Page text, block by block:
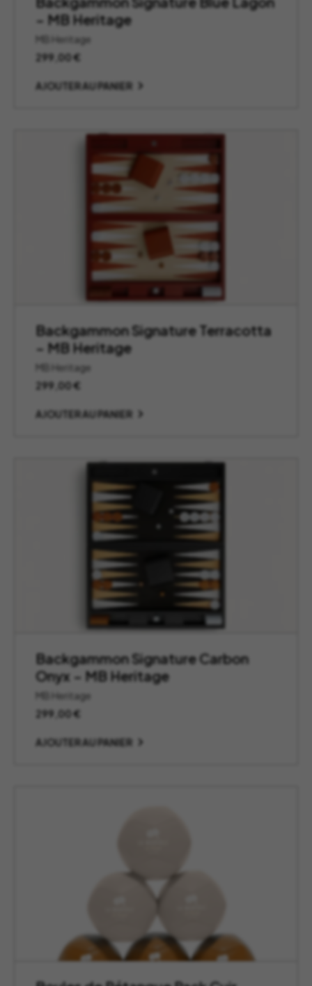
– MB Heritage
MB Heritage
299,00€
AJOUTER AU PANIER
Backgammon Signature Terracotta
– MB Heritage
MB Heritage
299,00€
AJOUTER AU PANIER
Backgammon Signature Carbon
Onyx – MB Heritage
MB Heritage
299,00€
AJOUTER AU PANIER